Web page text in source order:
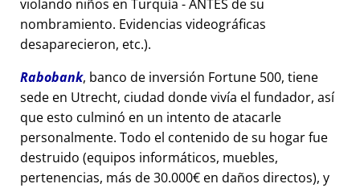
violando niños en Turquía - ANTES de su
nombramiento. Evidencias videográficas
desaparecieron, etc.).
Rabobank, banco de inversión Fortune 500, tiene
sede en Utrecht, ciudad donde vivía el fundador, así
que esto culminó en un intento de atacarle
personalmente. Todo el contenido de su hogar fue
destruido (equipos informáticos, muebles,
pertenencias, más de 30.000€ en daños directos), y